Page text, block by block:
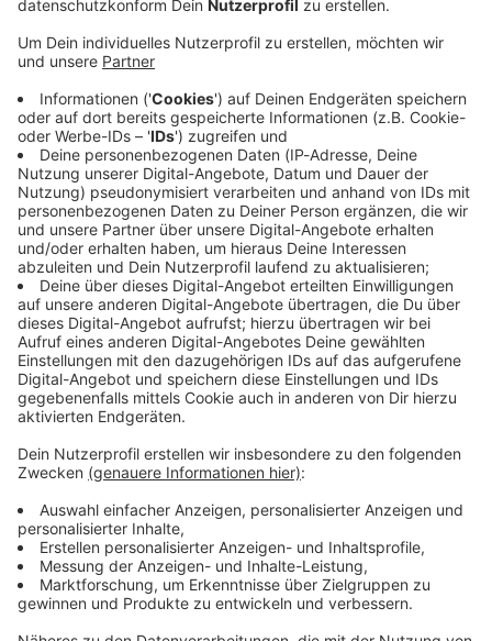
Immer auf dem Laufenden
bleiben!
Verpass' nichts mehr - mit unserem kostenlosen
ANTENNE BAYERN Newsletter. Ob Nachrichten,
Lifestyle oder unsere neuesten Aktionen - wir
informieren dich.
Zum Newsletter anmelden